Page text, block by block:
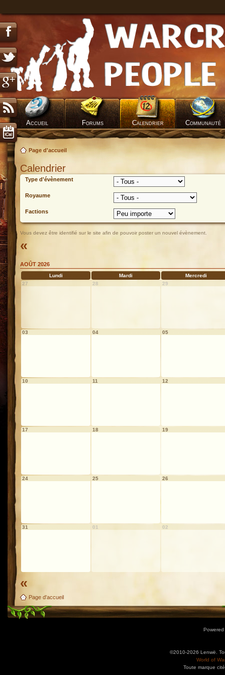
Accueil Forums Calendrier Communauté
Page d'accueil
Calendrier
Type d'évènement
Royaume
Factions
Vous devez être identifié sur le site afin de pouvoir poster un nouvel évènement.
«
AOÛT 2026
Lundi Mardi
Mercredi
27
28 29
03 04 05
10 11 12
17 18 19
24 25 26
31 01 02
«
Page d'accueil
©2010-2026 Lenwë.
World of
Toute marque